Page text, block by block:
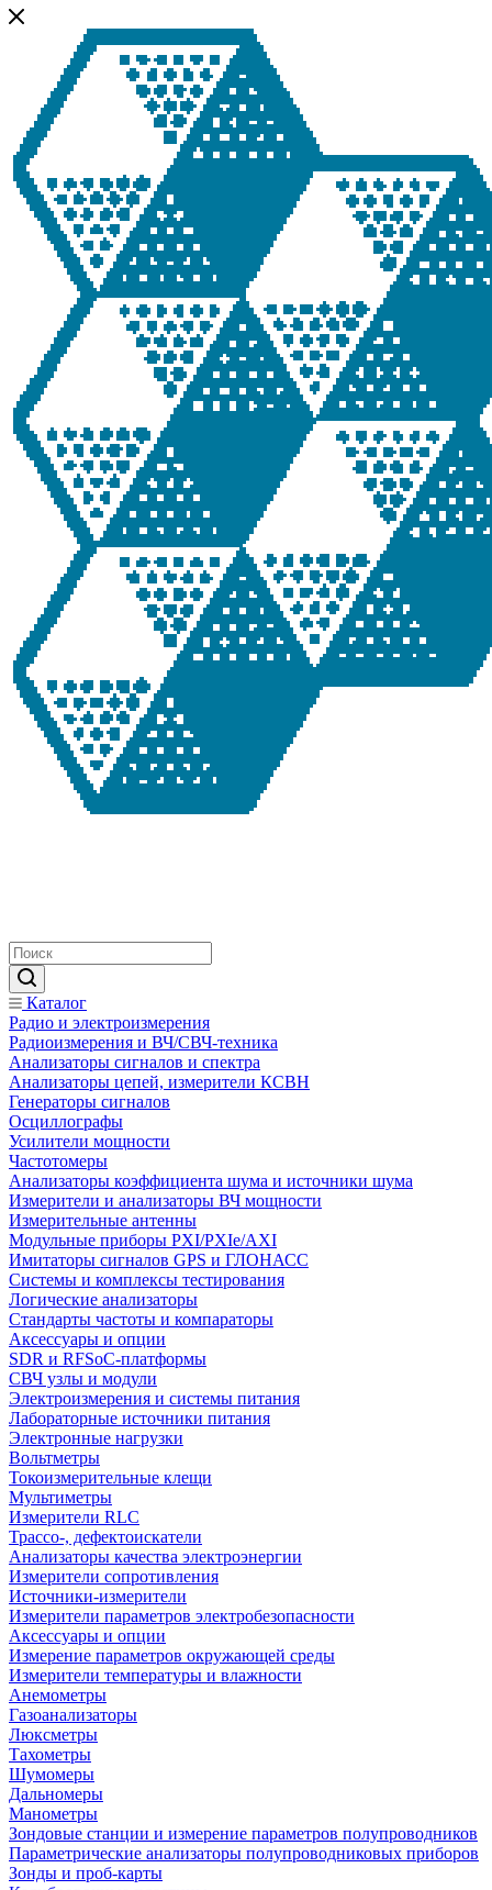
Каталог
Радио и электроизмерения
Радиоизмерения и ВЧ/СВЧ-техника
Анализаторы сигналов и спектра
Анализаторы цепей, измерители КСВН
Генераторы сигналов
Осциллографы
Усилители мощности
Частотомеры
Анализаторы коэффициента шума и источники шума
Измерители и анализаторы ВЧ мощности
Измерительные антенны
Модульные приборы PXI/PXIe/AXI
Имитаторы сигналов GPS и ГЛОНАСС
Системы и комплексы тестирования
Логические анализаторы
Стандарты частоты и компараторы
Аксессуары и опции
SDR и RFSoC‑платформы
СВЧ узлы и модули
Электроизмерения и системы питания
Лабораторные источники питания
Электронные нагрузки
Вольтметры
Токоизмерительные клещи
Мультиметры
Измерители RLC
Трассо-, дефектоискатели
Анализаторы качества электроэнергии
Измерители сопротивления
Источники-измерители
Измерители параметров электробезопасности
Аксессуары и опции
Измерение параметров окружающей среды
Измерители температуры и влажности
Анемометры
Газоанализаторы
Люксметры
Тахометры
Шумомеры
Дальномеры
Манометры
Зондовые станции и измерение параметров полупроводников
Параметрические анализаторы полупроводниковых приборов
Зонды и проб-карты